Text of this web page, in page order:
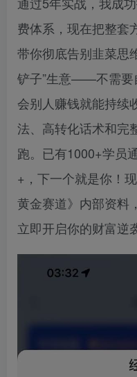
费体系，现在把整套
带你彻底告别韭菜思
铲子”生意——不需要
会别人赚钱就能持续
法、高转化话术和完
跑。已有1000+学员
+，下一个就是你！
黄金赛道》内部资料
立即开启你的财富逆